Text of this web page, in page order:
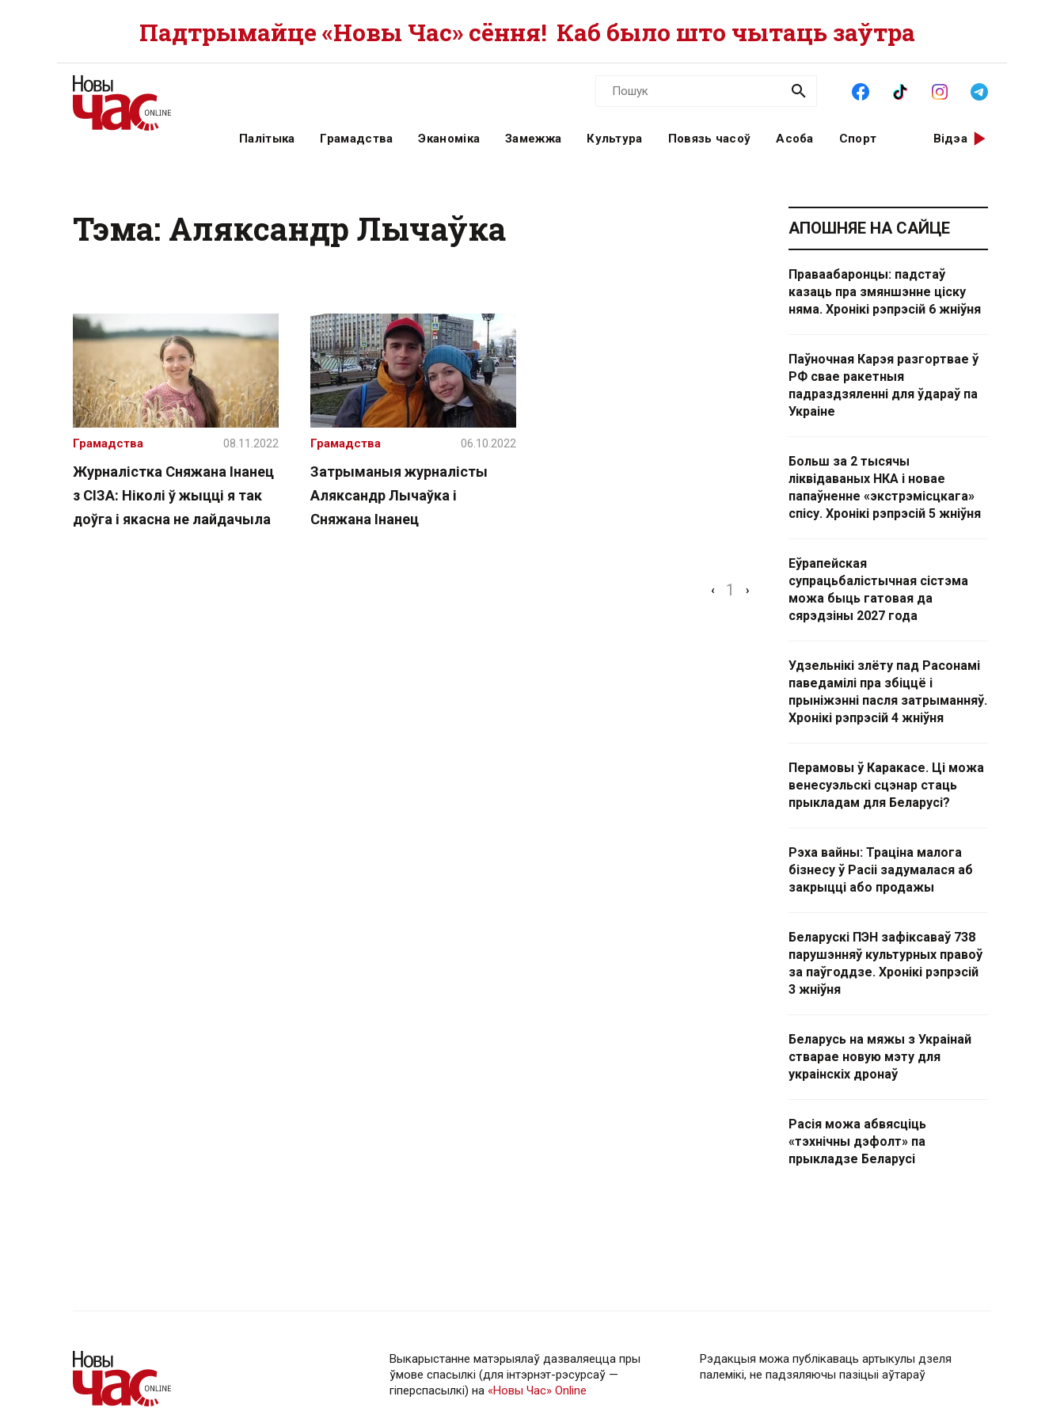
Падтрымайце «Новы Час» сёння! Каб было што чытаць заўтра
Палітыка Грамадства Эканоміка Замежжа Культура Повязь часоў Асоба Спорт Відэа
Тэма: Аляксандр Лычаўка
Журналістка Сняжана Інанец
з СІЗА: Ніколі ў жыцці я так
доўга і якасна не лайдачыла
Грамадства 08.11.2022
Затрыманыя журналісты
Аляксандр Лычаўка і
Сняжана Інанец
Грамадства 06.10.2022
‹ 1 ›
АПОШНЯЕ НА САЙЦЕ
Праваабаронцы: падстаў
казаць пра змяншэнне ціску
няма. Хронікі рэпрэсій 6 жніўня
Паўночная Карэя разгортвае ў
РФ свае ракетныя
падраздзяленні для ўдараў па
Украіне
Больш за 2 тысячы
ліквідаваных НКА і новае
папаўненне «экстрэмісцкага»
спісу. Хронікі рэпрэсій 5 жніўня
Еўрапейская
супрацьбалістычная сістэма
можа быць гатовая да
сярэдзіны 2027 года
Удзельнікі злёту пад Расонамі
паведамілі пра збіццё і
прыніжэнні пасля затрыманняў.
Хронікі рэпрэсій 4 жніўня
Перамовы ў Каракасе. Ці можа
венесуэльскі сцэнар стаць
прыкладам для Беларусі?
Рэха вайны: Траціна малога
бізнесу ў Расіі задумалася аб
закрыцці або продажы
Беларускі ПЭН зафіксаваў 738
парушэнняў культурных правоў
за паўгоддзе. Хронікі рэпрэсій
3 жніўня
Беларусь на мяжы з Украінай
стварае новую мэту для
украінскіх дронаў
Расія можа абвясціць
«тэхнічны дэфолт» па
прыкладзе Беларусі
Выкарыстанне матэрыялаў дазваляецца пры
ўмове спасылкі (для інтэрнэт-рэсурсаў —
гiперспасылкi) на «Новы Час» Online
Рэдакцыя можа публікаваць артыкулы дзеля
палемікі, не падзяляючы пазіцыі аўтараў